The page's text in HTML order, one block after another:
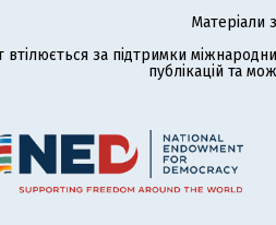
Матеріали
втілюється за підтримки
публікацій та